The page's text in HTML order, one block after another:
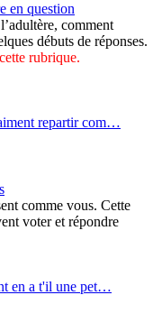
en question
comment
débuts de réponses.
rubrique.
repartir com…
comme vous. Cette
voter et répondre
en a t'il une pet…